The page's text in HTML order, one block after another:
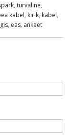
, turvaline,
kabel, kirik, kabel,
, eas, ankeet